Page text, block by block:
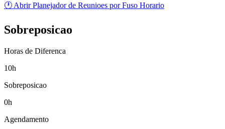
🕐 Abrir Planejador de Reunioes por Fuso Horario
Sobreposicao
Horas de Diferenca
10h
Sobreposicao
0h
Agendamento